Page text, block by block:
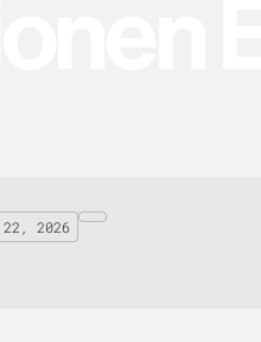
22, 2026